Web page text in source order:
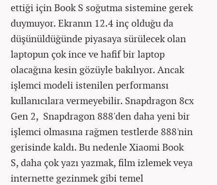
ettiği içinBook S soğutma sistemine gerek
duymuyor. Ekranın 12.4 inç olduğu da
düşünüldüğünde piyasaya sürülecek olan
laptopun çok ince ve hafif bir laptop
olacağına kesin gözüyle bakılıyor. Ancak
işlemci modeli istenilen performansı
kullanıcılara vermeyebilir. Snapdragon 8cx
Gen 2, Snapdragon 888'den daha yeni bir
işlemci olmasına rağmen testlerde 888'nin
gerisinde kaldı. Bu nedenle XiaomiBook
S,daha çok yazı yazmak, film izlemek veya
internette gezinmek gibi temel